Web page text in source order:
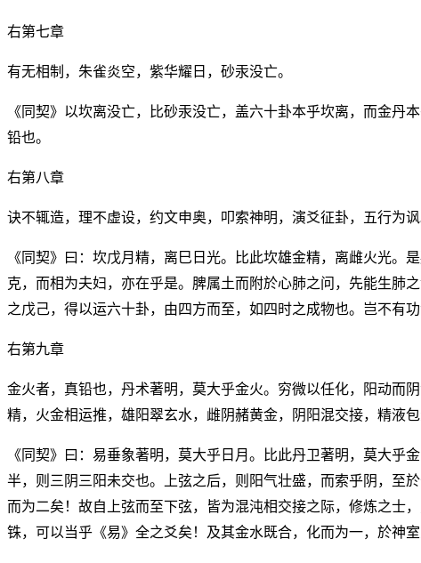
右第七章
有无相制，朱雀炎空，紫华耀日，砂汞没亡。
《同契》以坎离没亡，比砂汞没亡，盖六十卦本乎坎离，而金
铅也。
右第八章
诀不辄造，理不虚设，约文申奥，叩索神明，演爻征卦，五行为
《同契》曰：坎戊月精，离巳日光。比此坎雄金精，离雌火光
克，而相为夫妇，亦在乎是。脾属土而附於心肺之问，先能生肺
之戊己，得以运六十卦，由四方而至，如四时之成物也。岂不有功
右第九章
金火者，真铅也，丹术著明，莫大乎金火。穷微以任化，阳动而
精，火金相运推，雄阳翠玄水，雌阴赭黄金，阴阳混交接，精液
《同契》曰：易垂象著明，莫大乎日月。比此丹卫著明，莫大
半，则三阴三阳未交也。上弦之后，则阳气壮盛，而索乎阴，至
而为二矣！故自上弦而至下弦，皆为混沌相交接之际，修炼之士
铢，可以当乎《易》全之爻矣！及其金水既合，化而为一，於神